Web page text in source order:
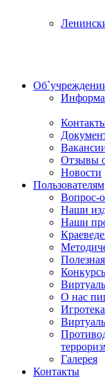
Отзывы
Новости
Пользователям
Вопрос-
Наши
Наши
О нас
Игротека
Галерея
Контакты